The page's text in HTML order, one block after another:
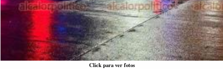
Click para ver fotos